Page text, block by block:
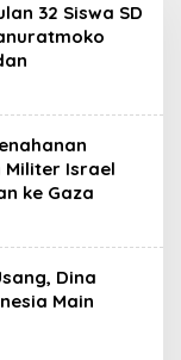
32 Siswa SD
Militer Israel
ke Gaza
Dina
Main